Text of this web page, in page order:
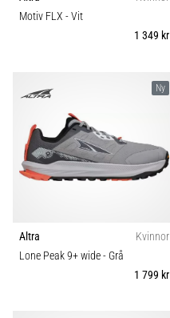
Vilka
8 min. läsning
Plantar
fasciit:
och
behandling
Komfort och dämpning
Motiv FLX - Vit
1 349 kr
Ny
Altra
Kvinnor
Lone Peak 9+ wide- Grå
1 799 kr